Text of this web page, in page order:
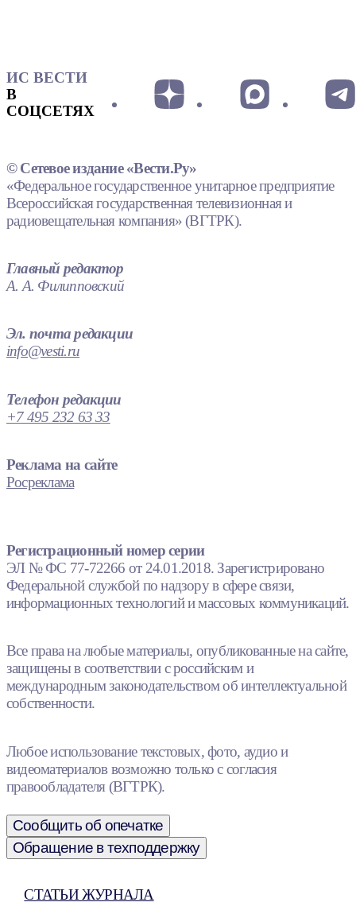
ИС ВЕСТИ
В
СОЦСЕТЯХ
© Сетевое издание «Вести.Ру»
«Федеральное государственное унитарное предприятие
Всероссийская государственная телевизионная и
радиовещательная компания» (ВГТРК).
Главный редактор
А. А. Филипповский
Эл. почта редакции
info@vesti.ru
Телефон редакции
+7 495 232 63 33
Реклама на сайте
Росреклама
Регистрационный номер серии
ЭЛ № ФС 77-72266 от 24.01.2018. Зарегистрировано
Федеральной службой по надзору в сфере связи,
информационных технологий и массовых коммуникаций.
Все права на любые материалы, опубликованные на сайте,
защищены в соответствии с российским и
международным законодательством об интеллектуальной
собственности.
Любое использование текстовых, фото, аудио и
видеоматериалов возможно только с согласия
правообладателя (ВГТРК).
Сообщить об опечатке
Обращение в техподдержку
СТАТЬИ ЖУРНАЛА